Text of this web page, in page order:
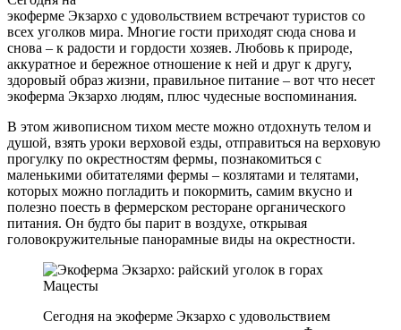
экоферме Экзархо с удовольствием встречают туристов со
всех уголков мира. Многие гости приходят сюда снова и
снова – к радости и гордости хозяев. Любовь к природе,
аккуратное и бережное отношение к ней и друг к другу,
здоровый образ жизни, правильное питание – вот что несет
экоферма Экзархо людям, плюс чудесные воспоминания.
В этом живописном тихом месте можно отдохнуть телом и
душой, взять уроки верховой езды, отправиться на верховую
прогулку по окрестностям фермы, познакомиться с
маленькими обитателями фермы – козлятами и телятами,
которых можно погладить и покормить, самим вкусно и
полезно поесть в фермерском ресторане органического
питания. Он будто бы парит в воздухе, открывая
головокружительные панорамные виды на окрестности.
Сегодня на экоферме Экзархо с удовольствием